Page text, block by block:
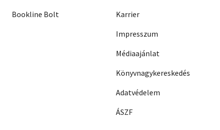
Bookline Bolt
Karrier
Impresszum
Médiaajánlat
Könyvnagykereskedés
Adatvédelem
ÁSZF